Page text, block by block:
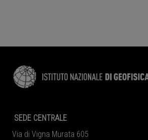
SEDE CENTRALE
Via di Vigna Murata 605